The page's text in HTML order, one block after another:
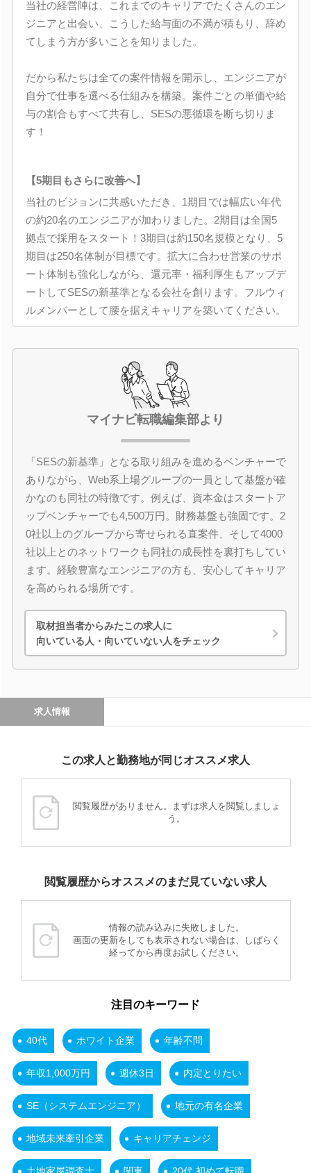
当社の経営陣は、これまでのキャリアでたくさんのエン
ジニアと出会い、こうした給与面の不満が積もり、辞め
てしまう方が多いことを知りました。
だから私たちは全ての案件情報を開示し、エンジニアが
自分で仕事を選べる仕組みを構築。案件ごとの単価や給
与の割合もすべて共有し、SESの悪循環を断ち切りま
す！
【5期目もさらに改善へ】
当社のビジョンに共感いただき、1期目では幅広い年代
の約20名のエンジニアが加わりました。2期目は全国5
拠点で採用をスタート！3期目は約150名規模となり、5
期目は250名体制が目標です。拡大に合わせ営業のサポ
ート体制も強化しながら、還元率・福利厚生もアップデ
ートしてSESの新基準となる会社を創ります。フルウィ
ルメンバーとして腰を据えキャリアを築いてください。
マイナビ転職編集部より
「SESの新基準」となる取り組みを進めるベンチャーで
ありながら、Web系上場グループの一員として基盤が確
かなのも同社の特徴です。例えば、資本金はスタートア
ップベンチャーでも4,500万円。財務基盤も強固です。2
0社以上のグループから寄せられる直案件、そして4000
社以上とのネットワークも同社の成長性を裏打ちしてい
ます。経験豊富なエンジニアの方も、安心してキャリア
を高められる場所です。
取材担当者からみたこの求人に
向いている人・向いていない人をチェック
求人情報
この求人と勤務地が同じオススメ求人
閲覧履歴がありません。まずは求人を閲覧しましょ
う。
閲覧履歴からオススメのまだ見ていない求人
情報の読み込みに失敗しました。
画面の更新をしても表示されない場合は、しばらく
経ってから再度お試しください。
注目のキーワード
40代 ホワイト企業 年齢不問
年収1,000万円 週休3日 内定とりたい
SE（システムエンジニア） 地元の有名企業
地域未来牽引企業 キャリアチェンジ